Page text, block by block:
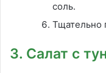
соль.
Тщательно
3. Салат с